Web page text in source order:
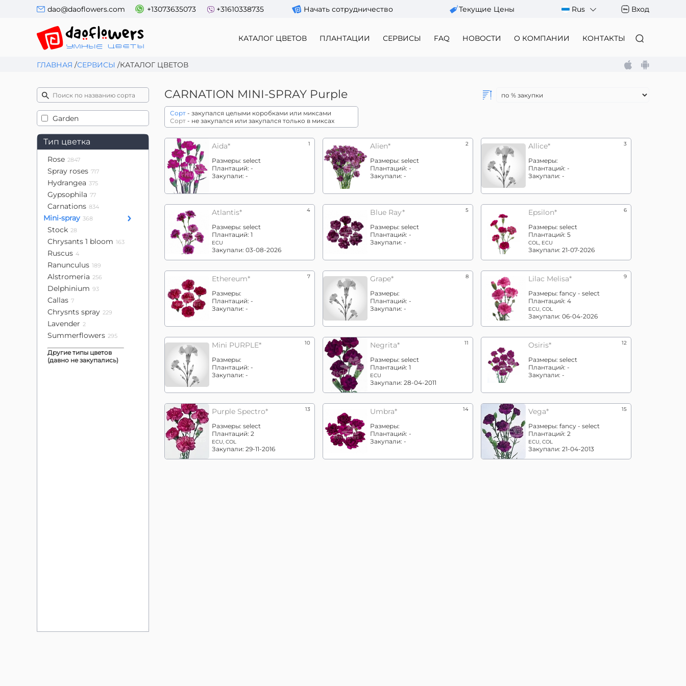
dao@daoflowers.com +13073635073 +31610338735 Начать сотрудничество Текущие Цены Rus Вход
КАТАЛОГ ЦВЕТОВ ПЛАНТАЦИИ СЕРВИСЫ FAQ НОВОСТИ О КОМПАНИИ КОНТАКТЫ
ГЛАВНАЯ /СЕРВИСЫ /КАТАЛОГ ЦВЕТОВ
Garden
Тип цветка
Rose 2847
Spray roses 717
Hydrangea 375
Gypsophila 77
Carnations 834
Mini-spray 368
Stock 28
Chrysants 1 bloom 163
Ruscus 4
Ranunculus 189
Alstromeria 256
Delphinium 93
Callas 7
Chrysnts spray 229
Lavender 2
Summerflowers 295
Другие типы цветов
(давно не закупались)
CARNATION MINI-SPRAY Purple
Сорт - закупался целыми коробками или миксами
Сорт - не закупался или закупался только в миксах
Aida* 1
Размеры: select
Плантаций: -
Закупали: -
Alien* 2
Размеры: select
Плантаций: -
Закупали: -
Allice* 3
Размеры:
Плантаций: -
Закупали: -
Atlantis* 4
Размеры: select
Плантаций: 1
ECU
Закупали: 03-08-2026
Blue Ray* 5
Размеры: select
Плантаций: -
Закупали: -
Epsilon* 6
Размеры: select
Плантаций: 5
COL, ECU
Закупали: 21-07-2026
Ethereum* 7
Размеры:
Плантаций: -
Закупали: -
Grape* 8
Размеры:
Плантаций: -
Закупали: -
Lilac Melisa* 9
Размеры: fancy - select
Плантаций: 4
ECU, COL
Закупали: 06-04-2026
Mini PURPLE* 10
Размеры:
Плантаций: -
Закупали: -
Negrita* 11
Размеры: select
Плантаций: 1
ECU
Закупали: 28-04-2011
Osiris* 12
Размеры: select
Плантаций: -
Закупали: -
Purple Spectro* 13
Размеры: select
Плантаций: 2
ECU, COL
Закупали: 29-11-2016
Umbra* 14
Размеры:
Плантаций: -
Закупали: -
Vega* 15
Размеры: fancy - select
Плантаций: 2
ECU, COL
Закупали: 21-04-2013